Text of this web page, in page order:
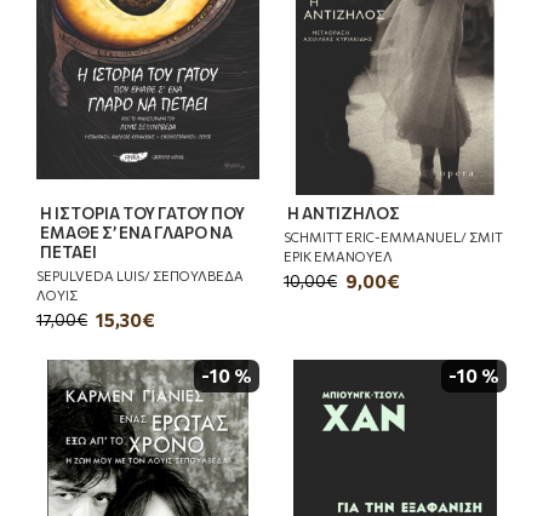
Η ΙΣΤΟΡΙΑ ΤΟΥ ΓΑΤΟΥ ΠΟΥ
ΕΜΑΘΕ Σ’ ΕΝΑ ΓΛΑΡΟ ΝΑ
ΠΕΤΑΕΙ
SEPULVEDA LUIS/ ΣΕΠΟΥΛΒΕΔΑ
ΛΟΥΙΣ
15,30€
17,00€
Η ΑΝΤΙΖΗΛΟΣ
SCHMITT ERIC-EMMANUEL/ ΣΜΙΤ
ΕΡΙΚ ΕΜΑΝΟΥΕΛ
9,00€
10,00€
-10 % -10 %